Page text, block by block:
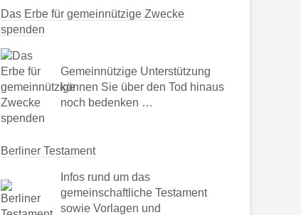
Das Erbe für gemeinnützige Zwecke
spenden
Gemeinnützige Unterstützung
können Sie über den Tod hinaus
noch bedenken …
Berliner Testament
Infos rund um das
gemeinschaftliche Testament
sowie Vorlagen und